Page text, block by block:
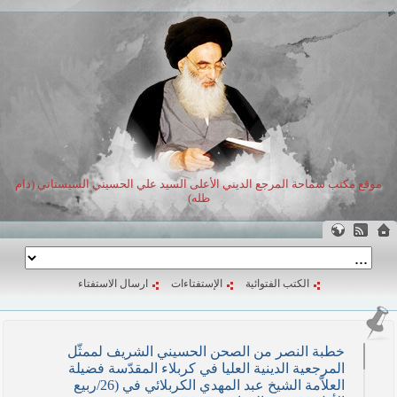
موقع مكتب سماحة المرجع الديني الأعلى السيد علي الحسيني السيستاني (دام
ظله)
الكتب الفتوائية الإستفتاءات ارسال الاستفتاء
خطبة النصر من الصحن الحسيني الشريف لممثّل
المرجعية الدينية العليا في كربلاء المقدّسة فضيلة
العلاّمة الشيخ عبد المهدي الكربلائي في (26/ربيع